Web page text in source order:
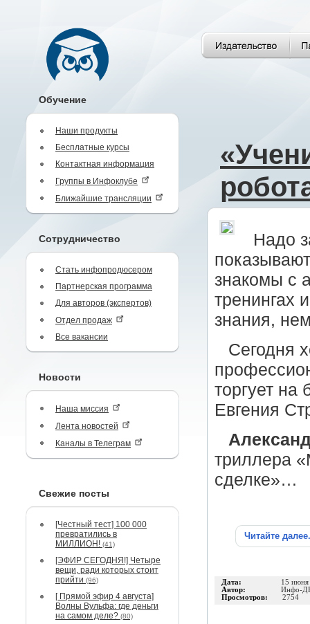
Обучение
Наши продукты
Бесплатные курсы
Контактная информация
Группы в Инфоклубе
Ближайшие трансляции
Сотрудничество
Стать инфопродюсером
Партнерская программа
Для авторов (экспертов)
Отдел продаж
Все вакансии
Новости
Наша миссия
Лента новостей
Каналы в Телеграм
Свежие посты
[Честный тест] 100 000
превратились в
МИЛЛИОН! (41)
[ЭФИР СЕГОДНЯ!] Четыре
вещи, ради которых стоит
прийти (96)
[ Прямой эфир 4 августа]
Волны Вульфа: где деньги
на самом деле? (80)
Надо
знакомы с
тренингах
знания,
Сегодня
торгует на
Евгения
триллера
сделке»…
Читайте
Дата: 15 июня
Автор: Инфо-
Просмотров: 2754